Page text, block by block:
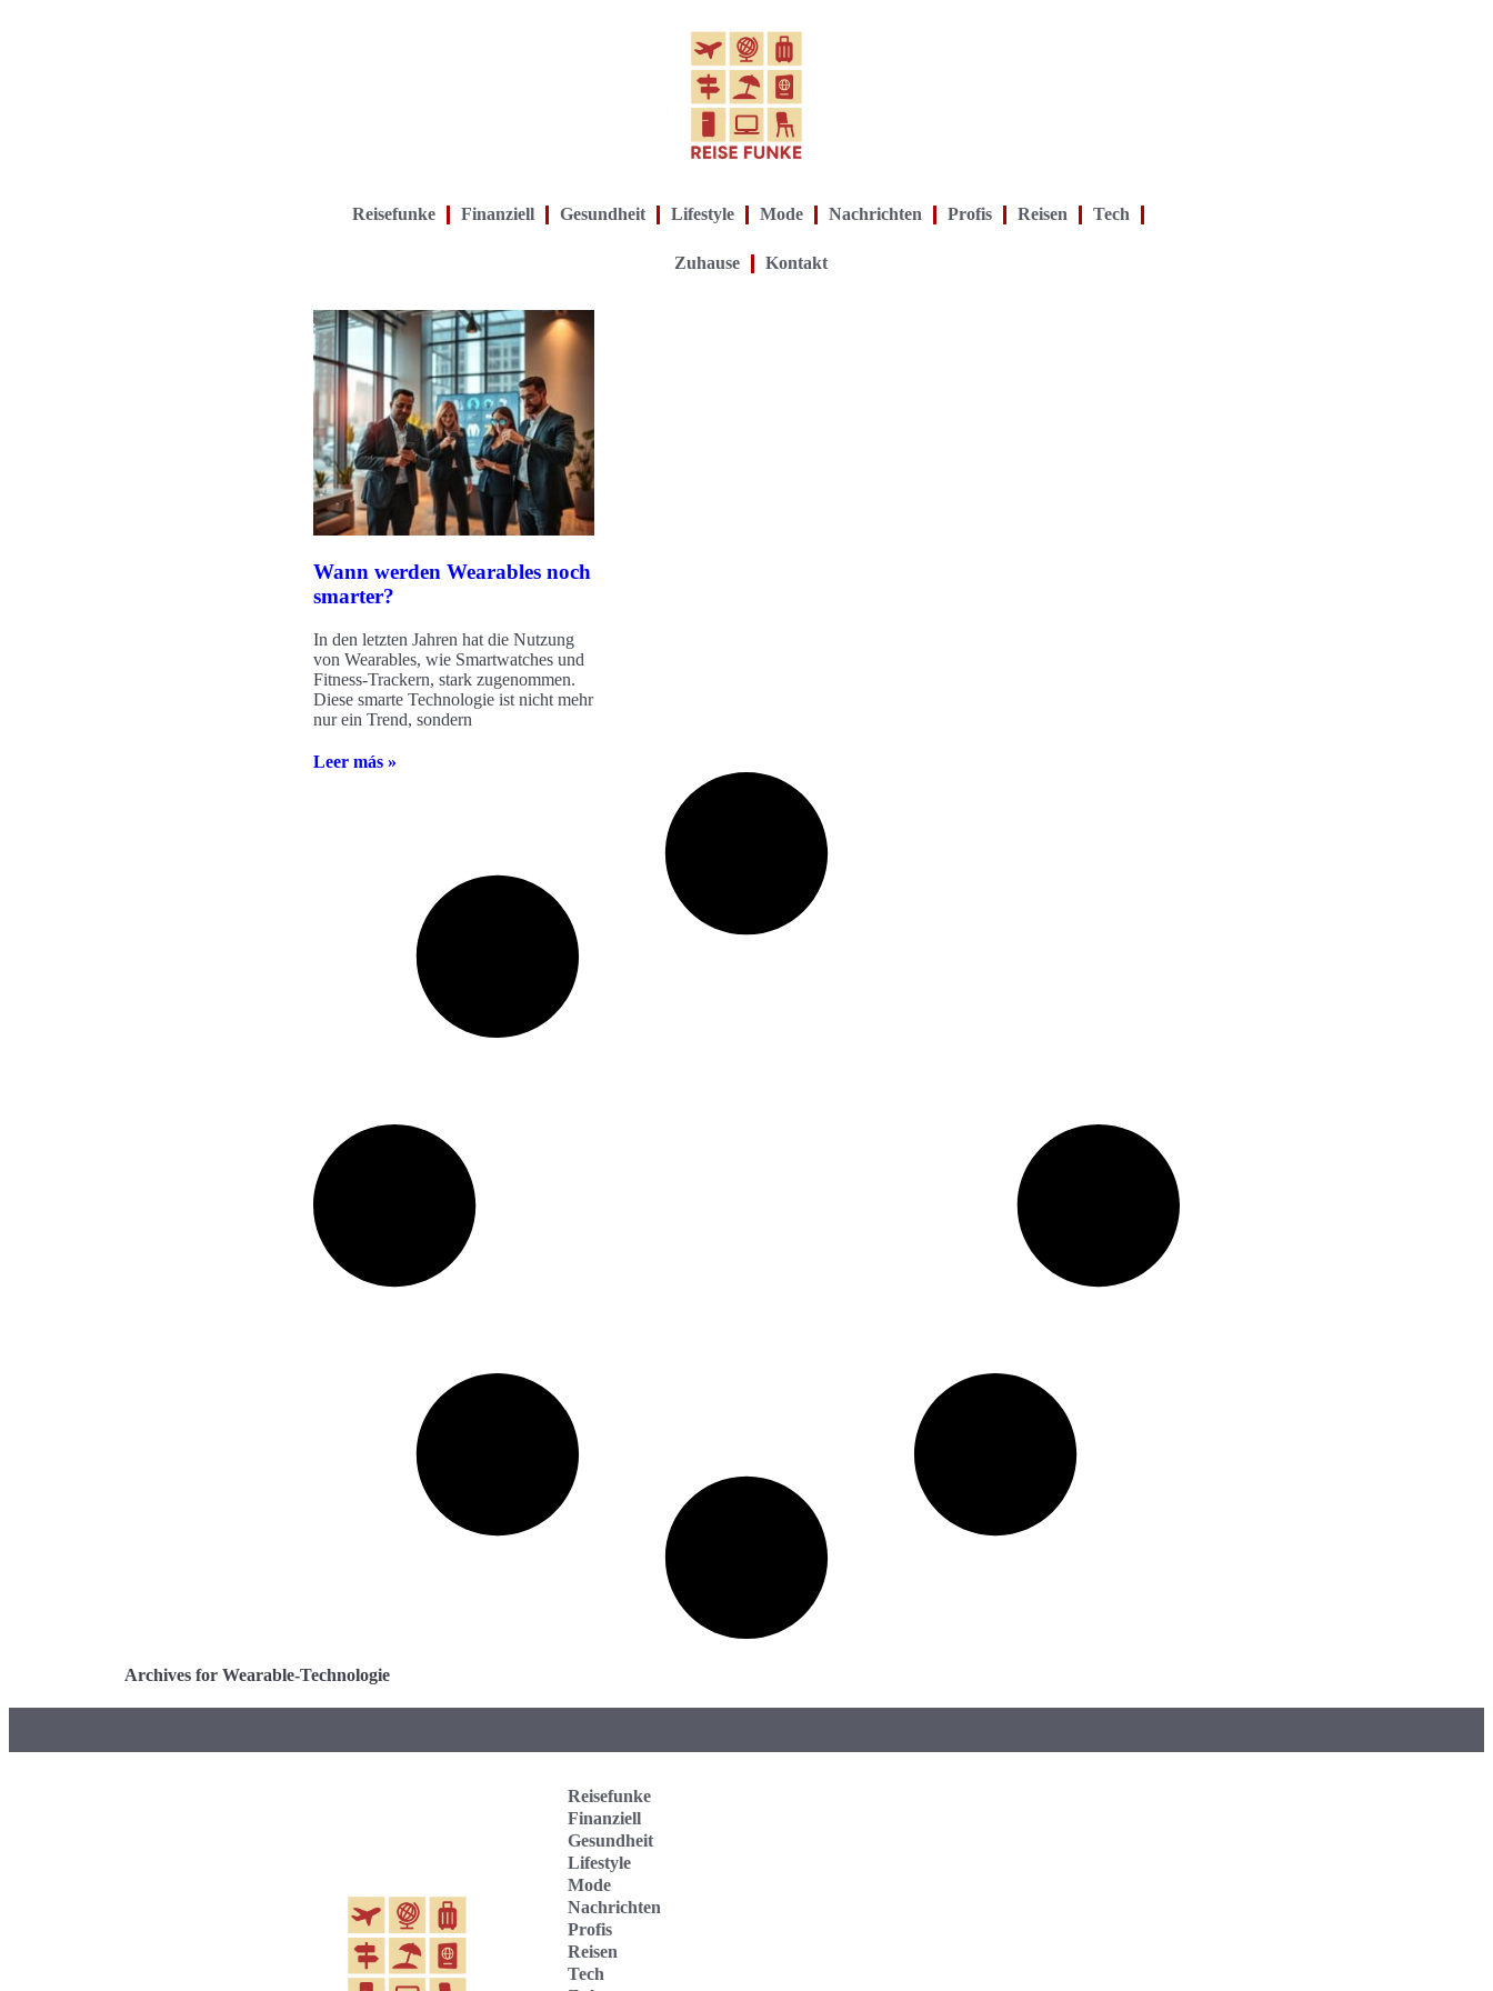
Reisefunke Finanziell Gesundheit Lifestyle Mode Nachrichten Profis Reisen Tech
Zuhause Kontakt
Wann werden Wearables noch
smarter?
In den letzten Jahren hat die Nutzung
von Wearables, wie Smartwatches und
Fitness-Trackern, stark zugenommen.
Diese smarte Technologie ist nicht mehr
nur ein Trend, sondern
Leer más »
Archives for Wearable-Technologie
Reisefunke
Finanziell
Gesundheit
Lifestyle
Mode
Nachrichten
Profis
Reisen
Tech